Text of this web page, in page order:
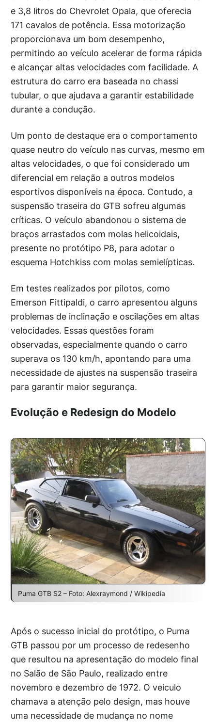
e 3,8 litros do Chevrolet Opala, que oferecia
171 cavalos de potência. Essa motorização
proporcionava um bom desempenho,
permitindo ao veículo acelerar de forma rápida
e alcançar altas velocidades com facilidade. A
estrutura do carro era baseada no chassi
tubular, o que ajudava a garantir estabilidade
durante a condução.
Um ponto de destaque era o comportamento
quase neutro do veículo nas curvas, mesmo em
altas velocidades, o que foi considerado um
diferencial em relação a outros modelos
esportivos disponíveis na época. Contudo, a
suspensão traseira do GTB sofreu algumas
críticas. O veículo abandonou o sistema de
braços arrastados com molas helicoidais,
presente no protótipo P8, para adotar o
esquema Hotchkiss com molas semielípticas.
Em testes realizados por pilotos, como
Emerson Fittipaldi, o carro apresentou alguns
problemas de inclinação e oscilações em altas
velocidades. Essas questões foram
observadas, especialmente quando o carro
superava os 130 km/h, apontando para uma
necessidade de ajustes na suspensão traseira
para garantir maior segurança.
Evolução e Redesign do Modelo
Puma GTB S2 – Foto: Alexraymond / Wikipedia
Após o sucesso inicial do protótipo, o Puma
GTB passou por um processo de redesenho
que resultou na apresentação do modelo final
no Salão de São Paulo, realizado entre
novembro e dezembro de 1972. O veículo
chamava a atenção pelo design, mas houve
uma necessidade de mudança no nome